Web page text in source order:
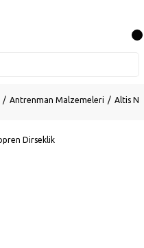
Antrenman Malzemeleri Altis